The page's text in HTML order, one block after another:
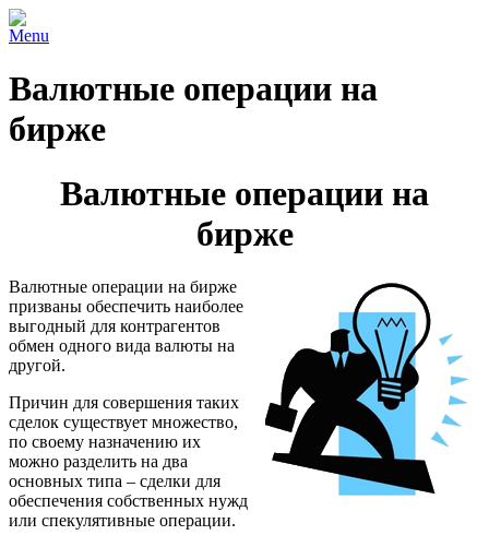
Menu
Валютные операции на
бирже
Валютные операции на
бирже
Валютные операции на бирже
призваны обеспечить наиболее
выгодный для контрагентов
обмен одного вида валюты на
другой.
Причин для совершения таких
сделок существует множество,
по своему назначению их
можно разделить на два
основных типа – сделки для
обеспечения собственных нужд
или спекулятивные операции.